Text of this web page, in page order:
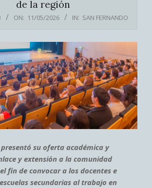
de la región
ON: 11/05/2026 IN: SAN FERNANDO
su oferta académica y
y extensión a la comunidad
fin de convocar a los docentes e
secundarias al trabajo en